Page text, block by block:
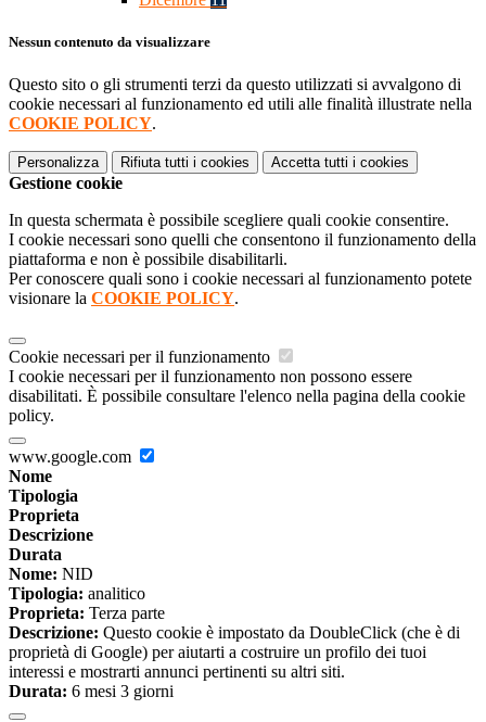
Nessun contenuto da visualizzare
Questo sito o gli strumenti terzi da questo utilizzati si avvalgono di
cookie necessari al funzionamento ed utili alle finalità illustrate nella
COOKIE POLICY.
Personalizza Rifiuta tutti i cookies Accetta tutti i cookies
Gestione cookie
In questa schermata è possibile scegliere quali cookie consentire.
I cookie necessari sono quelli che consentono il funzionamento della
piattaforma e non è possibile disabilitarli.
Per conoscere quali sono i cookie necessari al funzionamento potete
visionare la COOKIE POLICY.
Cookie necessari per il funzionamento
I cookie necessari per il funzionamento non possono essere
disabilitati. È possibile consultare l'elenco nella pagina della cookie
policy.
www.google.com
Nome
Tipologia
Proprieta
Descrizione
Durata
Nome: NID
Tipologia: analitico
Proprieta: Terza parte
Descrizione: Questo cookie è impostato da DoubleClick (che è di
proprietà di Google) per aiutarti a costruire un profilo dei tuoi
interessi e mostrarti annunci pertinenti su altri siti.
Durata: 6 mesi 3 giorni